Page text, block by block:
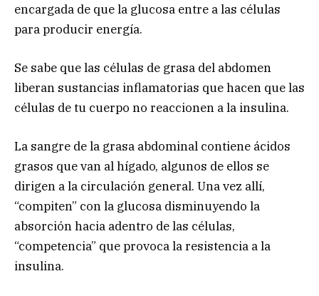
encargada de que la glucosa entre a las células
para producir energía.
Se sabe que las células de grasa del abdomen
liberan sustancias inflamatorias que hacen que las
células de tu cuerpo no reaccionen a la insulina.
La sangre de la grasa abdominal contiene ácidos
grasos que van al hígado, algunos de ellos se
dirigen a la circulación general. Una vez allí,
“compiten” con la glucosa disminuyendo la
absorción hacia adentro de las células,
“competencia” que provoca la resistencia a la
insulina.